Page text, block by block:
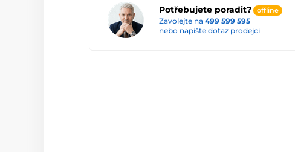
Potřebujete poradit? offline
Zavolejte na 499 599 595
nebo napište dotaz prodejci